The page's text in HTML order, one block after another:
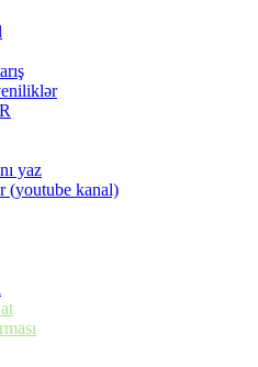
yaz
(youtube kanal)